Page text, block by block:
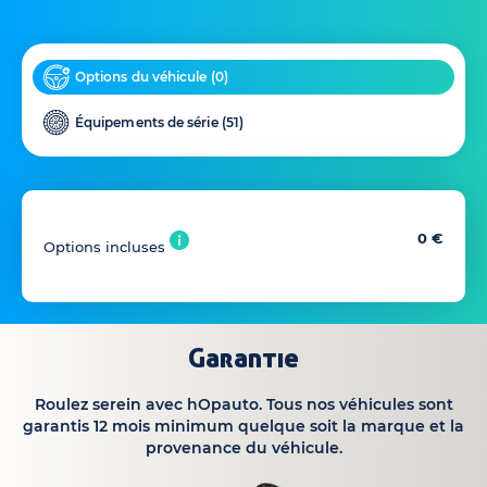
Options du véhicule (0)
Équipements de série (51)
Options incluses 0 €
Garantie
Roulez serein avec hOpauto. Tous nos véhicules sont
garantis 12 mois minimum quelque soit la marque et la
provenance du véhicule.